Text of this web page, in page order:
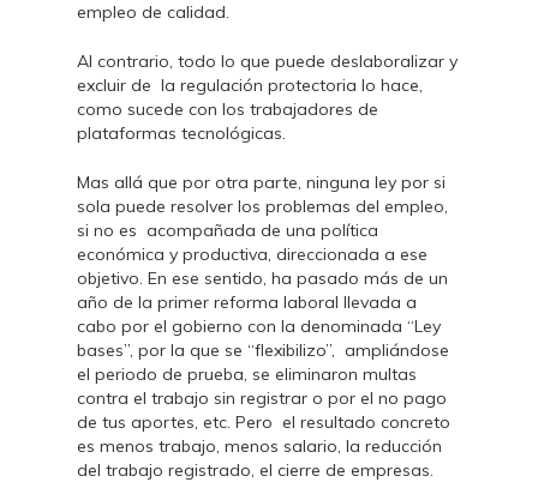
empleo de calidad.
Al contrario, todo lo que puede deslaboralizar y
excluir de la regulación protectoria lo hace,
como sucede con los trabajadores de
plataformas tecnológicas.
Mas allá que por otra parte, ninguna ley por si
sola puede resolver los problemas del empleo,
si no es acompañada de una política
económica y productiva, direccionada a ese
objetivo. En ese sentido, ha pasado más de un
año de la primer reforma laboral llevada a
cabo por el gobierno con la denominada “Ley
bases”, por la que se “flexibilizo”, ampliándose
el periodo de prueba, se eliminaron multas
contra el trabajo sin registrar o por el no pago
de tus aportes, etc. Pero el resultado concreto
es menos trabajo, menos salario, la reducción
del trabajo registrado, el cierre de empresas.